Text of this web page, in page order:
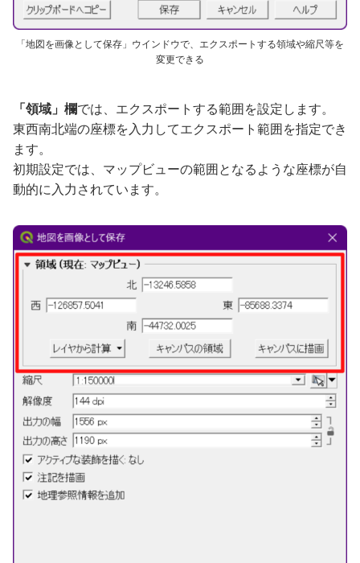
「地図を画像として保存」ウインドウで、エクスポートする領域や縮尺等を
変更できる
「領域」欄では、エクスポートする範囲を設定します。
東西南北端の座標を入力してエクスポート範囲を指定でき
ます。
初期設定では、マップビューの範囲となるような座標が自
動的に入力されています。